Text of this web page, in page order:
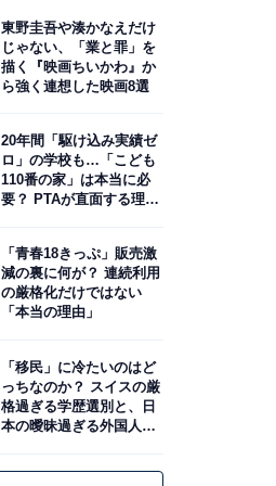
東野圭吾や湊かなえだけ
じゃない、「業と罪」を
描く『映画ちいかわ』か
ら強く連想した映画8選
20年間「駆け込み実績ゼ
ロ」の学校も…「こども
110番の家」は本当に必
要？ PTAが直面する理想
「青春18きっぷ」販売激
減の裏に何が？ 連続利用
の厳格化だけではない
「本当の理由」
「移民」に冷たいのはど
っちなのか？ スイスの厳
格過ぎる学歴選別と、日
本の曖昧過ぎる外国人政